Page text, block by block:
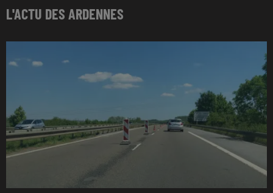
L'ACTU DES ARDENNES